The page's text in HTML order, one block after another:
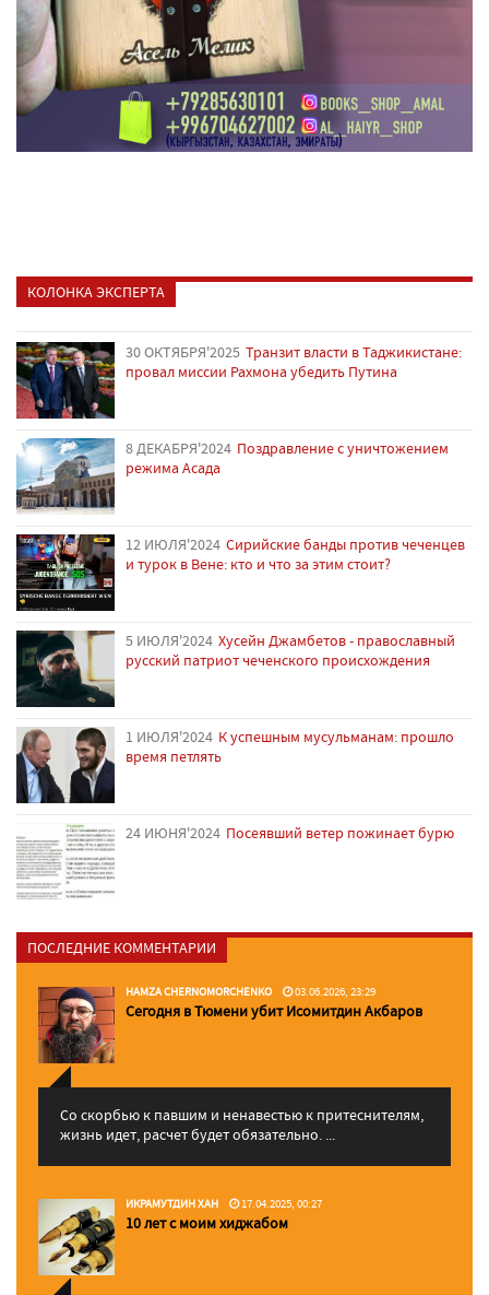
КОЛОНКА ЭКСПЕРТА
30 ОКТЯБРЯ'2025 Транзит власти в Таджикистане:
провал миссии Рахмона убедить Путина
8 ДЕКАБРЯ'2024 Поздравление с уничтожением
режима Асада
12 ИЮЛЯ'2024 Сирийские банды против чеченцев
и турок в Вене: кто и что за этим стоит?
5 ИЮЛЯ'2024 Хусейн Джамбетов - православный
русский патриот чеченского происхождения
1 ИЮЛЯ'2024 К успешным мусульманам: прошло
время петлять
24 ИЮНЯ'2024 Посеявший ветер пожинает бурю
ПОСЛЕДНИЕ КОММЕНТАРИИ
HAMZA CHERNOMORCHENKO 03.06.2026, 23:29
Сегодня в Тюмени убит Исомитдин Акбаров
Со скорбью к павшим и ненавестью к притеснителям,
жизнь идет, расчет будет обязательно. ...
ИКРАМУТДИН ХАН 17.04.2025, 00:27
10 лет с моим хиджабом